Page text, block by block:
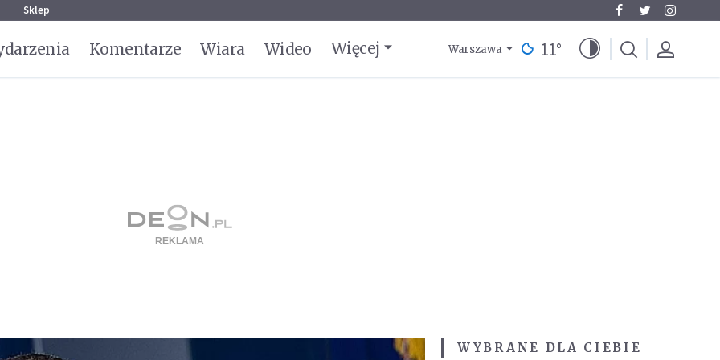
Sklep
Komentarze Wiara Wideo Więcej Warszawa 11°
WYBRANE DLA CIEBIE